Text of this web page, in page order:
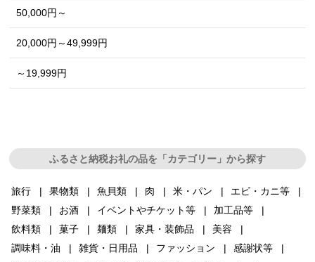
50,000円～
20,000円～49,999円
～19,999円
ふるさと納税お礼の品を「カテゴリー」から探す
旅行 果物類 魚貝類 肉 米・パン
エビ・カニ等
野菜類
お酒 イベントやチケット等
加工品等
飲料類
菓子 麺類 家具・装飾品
美容
調味料・油
雑貨・日用品 ファッション
感謝状等